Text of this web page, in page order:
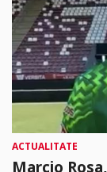
ACTUALITATE
Marcio